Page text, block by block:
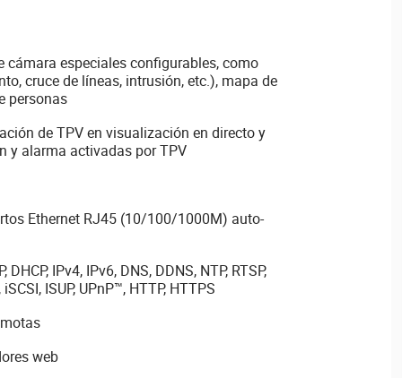
cámara especiales configurables, como
cruce de líneas, intrusión, etc.), mapa de
personas
de TPV en visualización en directo y
y alarma activadas por TPV
Ethernet RJ45 (10/100/1000M) auto-
IPv4, IPv6, DNS, DDNS, NTP, RTSP,
ISUP, UPnP™, HTTP, HTTPS
web